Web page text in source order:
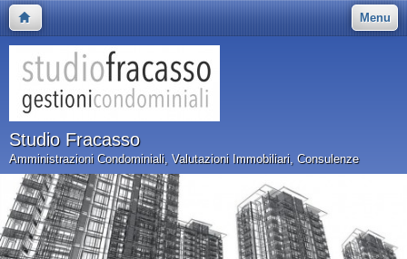
Menu
Studio Fracasso
Amministrazioni Condominiali, Valutazioni Immobiliari, Consulenze